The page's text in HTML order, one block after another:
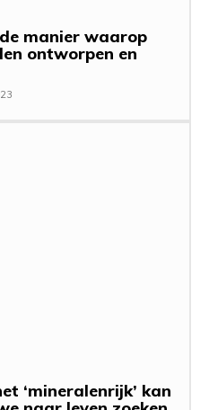
manier waarop
ontworpen en
‘mineralenrijk’ kan